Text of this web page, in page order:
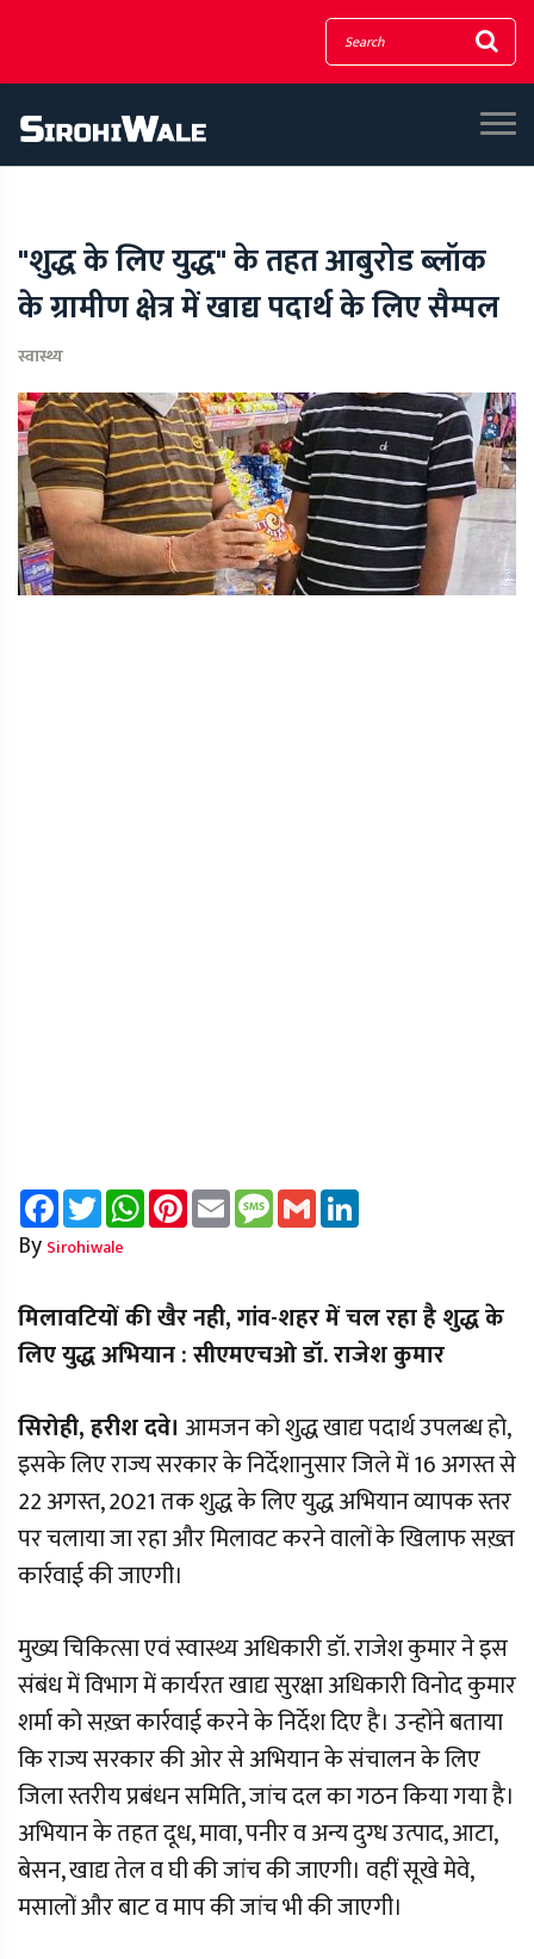
"शुद्ध के लिए युद्ध" के तहत आबुरोड ब्लॉक
के ग्रामीण क्षेत्र में खाद्य पदार्थ के लिए सैम्पल
स्वास्थ्य
FacebookTwitterWhatsAppPinterest
Email Message
Gmail
By Sirohiwale
मिलावटियों की खैर नही, गांव-शहर में चल रहा है शुद्ध के
लिए युद्ध अभियान : सीएमएचओ डॉ. राजेश कुमार
सिरोही, हरीश दवे। आमजन को शुद्ध खाद्य पदार्थ उपलब्ध हो,
इसके लिए राज्य सरकार के निर्देशानुसार जिले में 16 अगस्त से
22 अगस्त, 2021 तक शुद्ध के लिए युद्ध अभियान व्यापक स्तर
पर चलाया जा रहा और मिलावट करने वालों के खिलाफ सख़्त
कार्रवाई की जाएगी।
मुख्य चिकित्सा एवं स्वास्थ्य अधिकारी डॉ. राजेश कुमार ने इस
संबंध में विभाग में कार्यरत खाद्य सुरक्षा अधिकारी विनोद कुमार
शर्मा को सख़्त कार्रवाई करने के निर्देश दिए है। उन्होंने बताया
कि राज्य सरकार की ओर से अभियान के संचालन के लिए
जिला स्तरीय प्रबंधन समिति, जांच दल का गठन किया गया है।
अभियान के तहत दूध, मावा, पनीर व अन्य दुग्ध उत्पाद, आटा,
बेसन, खाद्य तेल व घी की जांच की जाएगी। वहीं सूखे मेवे,
मसालों और बाट व माप की जांच भी की जाएगी।